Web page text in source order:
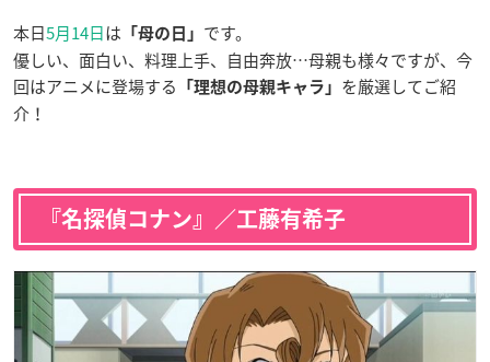
本日5月14日は 「母の日」 です。
優しい、面白い、料理上手、自由奔放…母親も様々ですが、今
回はアニメに登場する
「理想の母親キャラ」 を厳選してご紹
介！
『名探偵コナン』／工藤有希子